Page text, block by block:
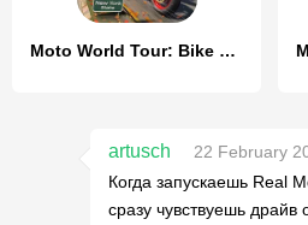
Moto World Tour: Bike Racing
artusch
22 February
Когда запускаешь Real
сразу чувствуешь драйв